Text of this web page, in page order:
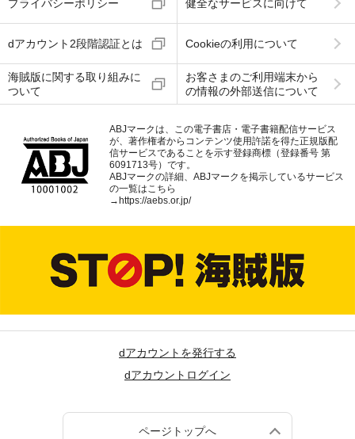
プライバシーポリシー 健全なサービスに向けて
dアカウント2段階認証とは Cookieの利用について
海賊版に関する取り組みに
ついて
お客さまのご利用端末から
の情報の外部送信について
ABJマークは、この電子書店・電子書籍配信サービス
が、著作権者からコンテンツ使用許諾を得た正規版配
信サービスであることを示す登録商標（登録番号 第
6091713号）です。
ABJマークの詳細、ABJマークを掲示しているサービス
の一覧はこちら
→ https://aebs.or.jp/
dアカウントを発行する
dアカウントログイン
ページトップへ